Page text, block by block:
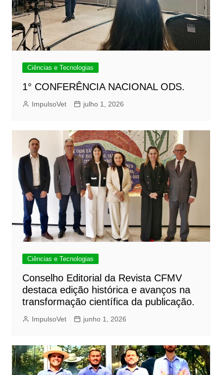
Ciências e Tecnologias
1° CONFERÊNCIA NACIONAL ODS.
ImpulsoVet julho 1, 2026
Ciências e Tecnologias
Conselho Editorial da Revista CFMV
destaca edição histórica e avanços na
transformação científica da publicação.
ImpulsoVet junho 1, 2026